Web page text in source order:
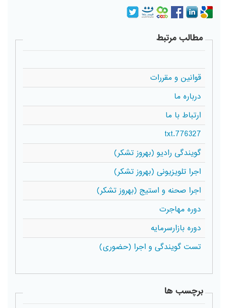
مطالب مرتبط
قوانین و مقررات
درباره ما
ارتباط با ما
776327.txt
گویندگی رادیو (بهروز تشکر)
اجرا تلویزیونی (بهروز تشکر)
اجرا صحنه و استیج (بهروز تشکر)
دوره مهاجرت
دوره بازارسرمایه
تست گویندگی و اجرا (حضوری)
برچسب ها